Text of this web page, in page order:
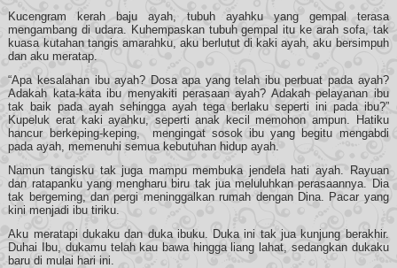
Kucengram kerah baju ayah, tubuh ayahku yang gempal terasa
mengambang di udara. Kuhempaskan tubuh gempal itu ke arah sofa, tak
kuasa kutahan tangis amarahku, aku berlutut di kaki ayah, aku bersimpuh
dan aku meratap.
“Apa kesalahan ibu ayah? Dosa apa yang telah ibu perbuat pada ayah?
Adakah kata-kata ibu menyakiti perasaan ayah? Adakah pelayanan ibu
tak baik pada ayah sehingga ayah tega berlaku seperti ini pada ibu?”
Kupeluk erat kaki ayahku, seperti anak kecil memohon ampun. Hatiku
hancur berkeping-keping, mengingat sosok ibu yang begitu mengabdi
pada ayah, memenuhi semua kebutuhan hidup ayah.
Namun tangisku tak juga mampu membuka jendela hati ayah. Rayuan
dan ratapanku yang mengharu biru tak jua meluluhkan perasaannya. Dia
tak bergeming, dan pergi meninggalkan rumah dengan Dina. Pacar yang
kini menjadi ibu tiriku.
Aku meratapi dukaku dan duka ibuku. Duka ini tak jua kunjung berakhir.
Duhai Ibu, dukamu telah kau bawa hingga liang lahat, sedangkan dukaku
baru di mulai hari ini.